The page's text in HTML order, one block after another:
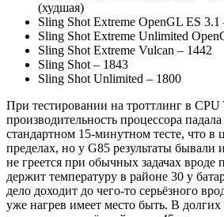
(худшая)
Sling Shot Extreme OpenGL ES 3.1
Sling Shot Extreme Unlimited
Sling Shot Extreme Vulcan – 1442
Sling Shot – 1843
Sling Shot Unlimited – 1800
При тестировании на троттлинг в CPU
производительность процессора
стандартном 15-минутном тесте, что в
пределах, но у G85 результаты
не греется при обычных задачах
держит температуру в районе 30 у
дело доходит до чего-то серьёзного
уже нагрев имеет место быть. В